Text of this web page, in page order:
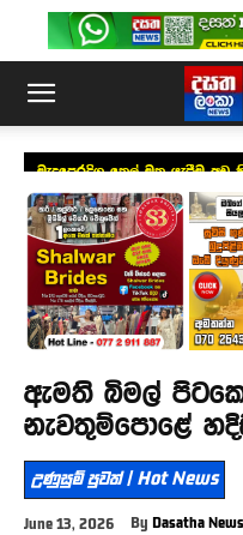
මැදපෙරදිග තෙල් මත යැපීම අඩු
ඇමති බිමල්
නැවතුම්පොළේ
උණුසුම් පුවත් | Hot News
June 13, 2026 By Dasatha